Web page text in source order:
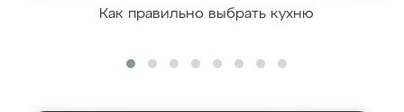
Как правильно выбрать кухню